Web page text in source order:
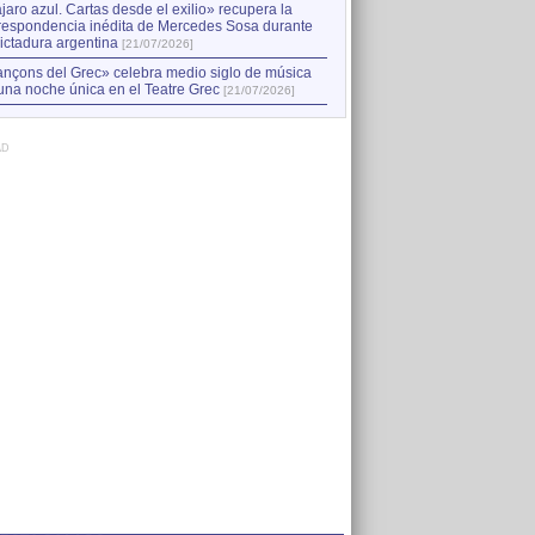
azul. Cartas desde el exilio» recupera la
inédita de Mercedes Sosa durante
argentina [21/07/2026]
del Grec» celebra medio siglo de música
noche única en el Teatre Grec [21/07/2026]